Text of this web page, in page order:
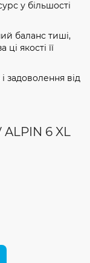
у більшості
баланс тиші,
якості її
задоволення від
ALPIN 6 XL